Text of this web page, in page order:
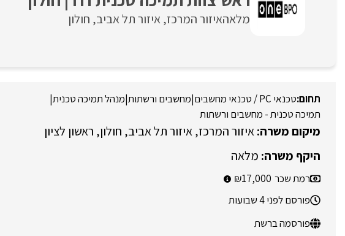
מלאהאיזור המרכז איזור תל אביב חולון
טכנאי PC / טכנאי מחשבים |מחשבים ורשתות|מנהל תמיכה טכנית|
תמיכה טכנית - מחשבים ורשתות
איזור המרכז איזור תל אביב חולון ראשון לציון
מלאה
רמת שכר 17,000
פורסם לפני 4 שבועות
פורסמה ברשת